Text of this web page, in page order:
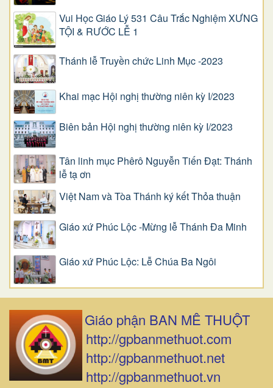
Vui Học Giáo Lý 531 Câu Trắc Nghiệm XƯNG
TỘI & RƯỚC LỄ 1
Thánh lễ Truyền chức Linh Mục -2023
Khai mạc Hội nghị thường niên kỳ I/2023
Biên bản Hội nghị thường niên kỳ I/2023
Tân linh mục Phêrô Nguyễn Tiến Đạt: Thánh
lễ tạ ơn
Việt Nam và Tòa Thánh ký kết Thỏa thuận
Giáo xứ Phúc Lộc -Mừng lễ Thánh Đa Minh
Giáo xứ Phúc Lộc: Lễ Chúa Ba Ngôi
Giáo phận BAN MÊ THUỘT
http://gpbanmethuot.com
http://gpbanmethuot.net
http://gpbanmethuot.vn